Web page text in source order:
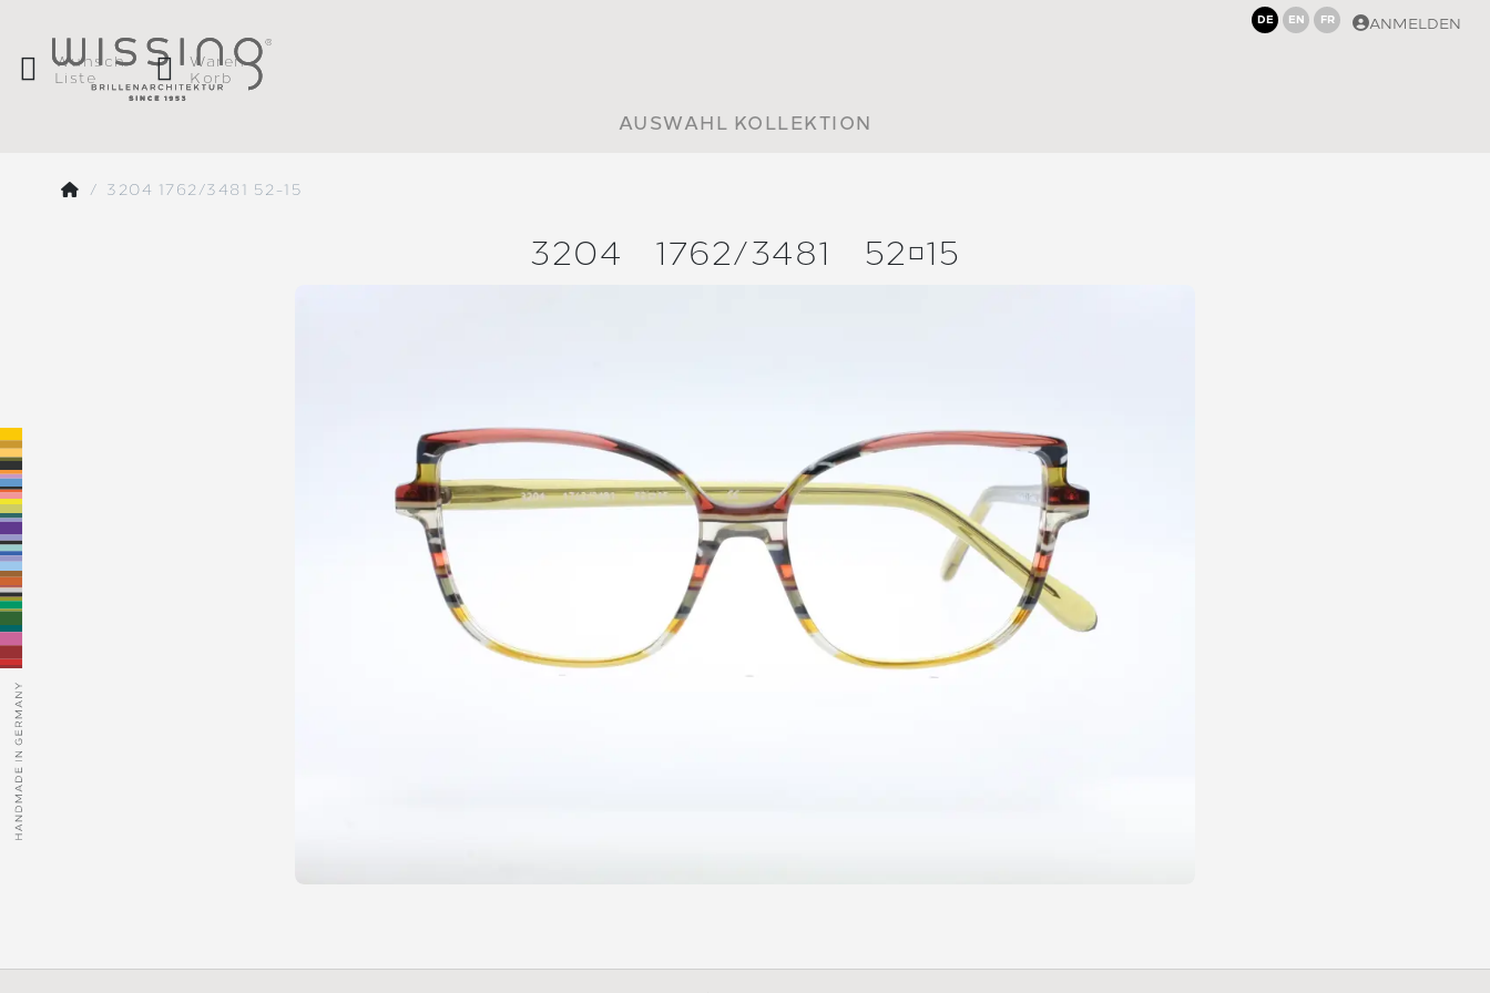
DE EN FR ANMELDEN
Wunsch
Liste
Waren
Korb
AUSWAHL KOLLEKTION
3204 1762/3481 52-15
3204 1762/3481 5215